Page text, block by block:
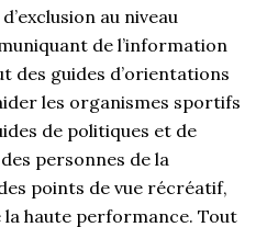
au niveau
de l’information
des guides d’orientations
les organismes sportifs
de politiques et de
personnes de la
points de vue récréatif,
haute performance. Tout